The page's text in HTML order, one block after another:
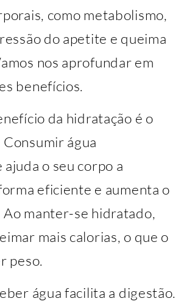
como metabolismo,
do apetite e queima
nos aprofundar em
benefícios.
da hidratação é o
água
o seu corpo a
eficiente e aumenta o
manter-se hidratado,
mais calorias, o que o
peso.
água facilita a digestão.